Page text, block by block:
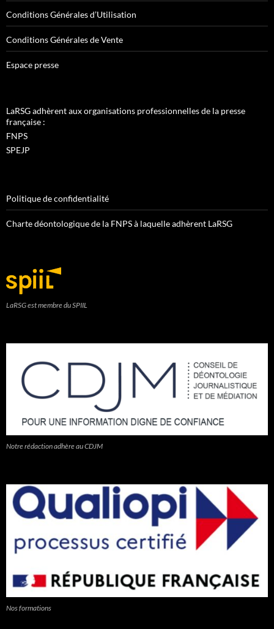
Conditions Générales d’Utilisation
Conditions Générales de Vente
Espace presse
LaRSG adhèrent aux organisations professionnelles de la presse
française :
FNPS
SPEJP
Politique de confidentialité
Charte déontologique de la FNPS à laquelle adhèrent LaRSG
LaRSG est membre du SPIIL
Notre rédaction adhère au CDJM
Nos formations